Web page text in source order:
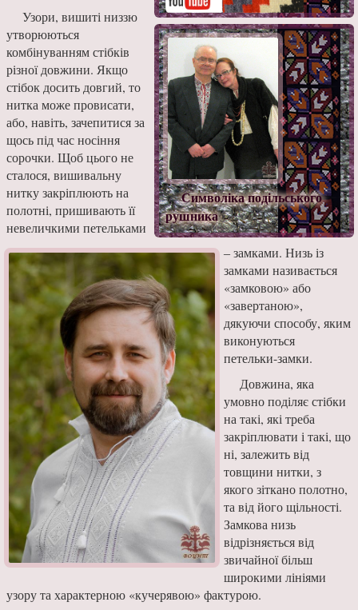
Символіка подільського
рушника
Узори, вишиті низзю
утворюються
комбінуванням стібків
різної довжини. Якщо
стібок досить довгий, то
нитка може провисати,
або, навіть, зачепитися за
щось під час носіння
сорочки. Щоб цього не
сталося, вишивальну
нитку закріплюють на
полотні, пришивають її
невеличкими петельками
‒ замками. Низь із
замками називається
«замковою» або
«завертаною»,
дякуючи способу, яким
виконуються
петельки-замки.
Довжина, яка
умовно поділяє стібки
на такі, які треба
закріплювати і такі, що
ні, залежить від
товщини нитки, з
якого зіткано полотно,
та від його щільності.
Замкова низь
відрізняється від
звичайної більш
широкими лініями
узору та характерною «кучерявою» фактурою.